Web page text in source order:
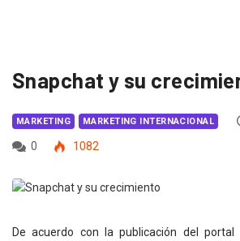
Snapchat y su
MARKETING MARKETING INTERNACIONAL
0
1082
De acuerdo con la publicación del portal